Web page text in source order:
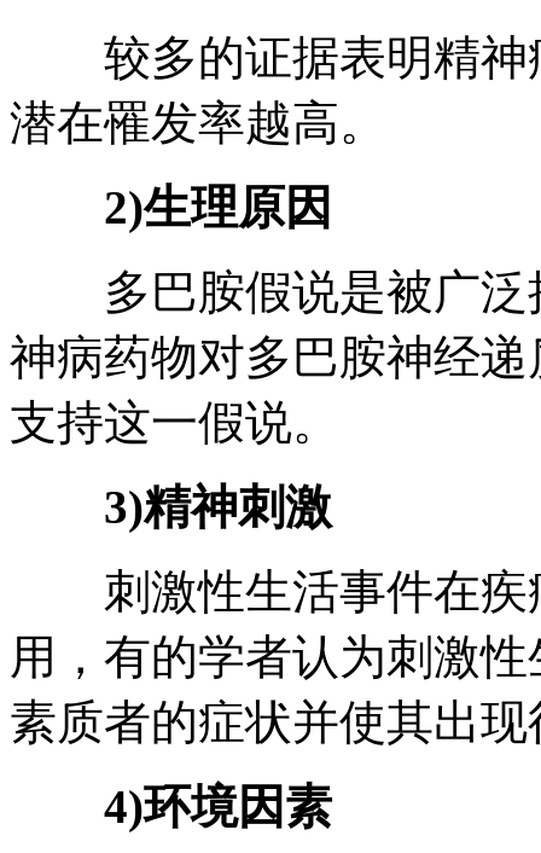
较多的证据表明精神
潜在罹发率越高。
2)生理原因
多巴胺假说是被广泛
神病药物对多巴胺神经
支持这一假说。
3)精神刺激
刺激性生活事件在疾
用，有的学者认为刺激
素质者的症状并使其出
4)环境因素